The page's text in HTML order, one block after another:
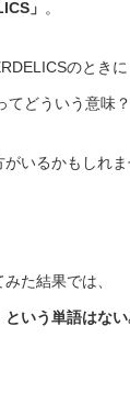
」 。
のときに
てどういう意味
いるかもしれま
た結果では、
という単語はない